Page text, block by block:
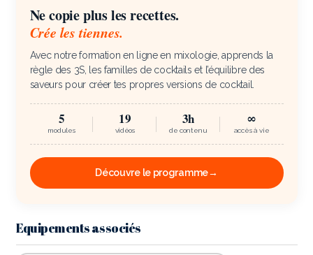
Ne copie plus les recettes.
Crée les tiennes.
Avec notre formation en ligne en mixologie, apprends la
règle des 3S, les familles de cocktails et l’équilibre des
saveurs pour créer tes propres versions de cocktail.
5
modules
19
vidéos
3h
de contenu
∞
accès à vie
Découvre le programme→
Equipements associés